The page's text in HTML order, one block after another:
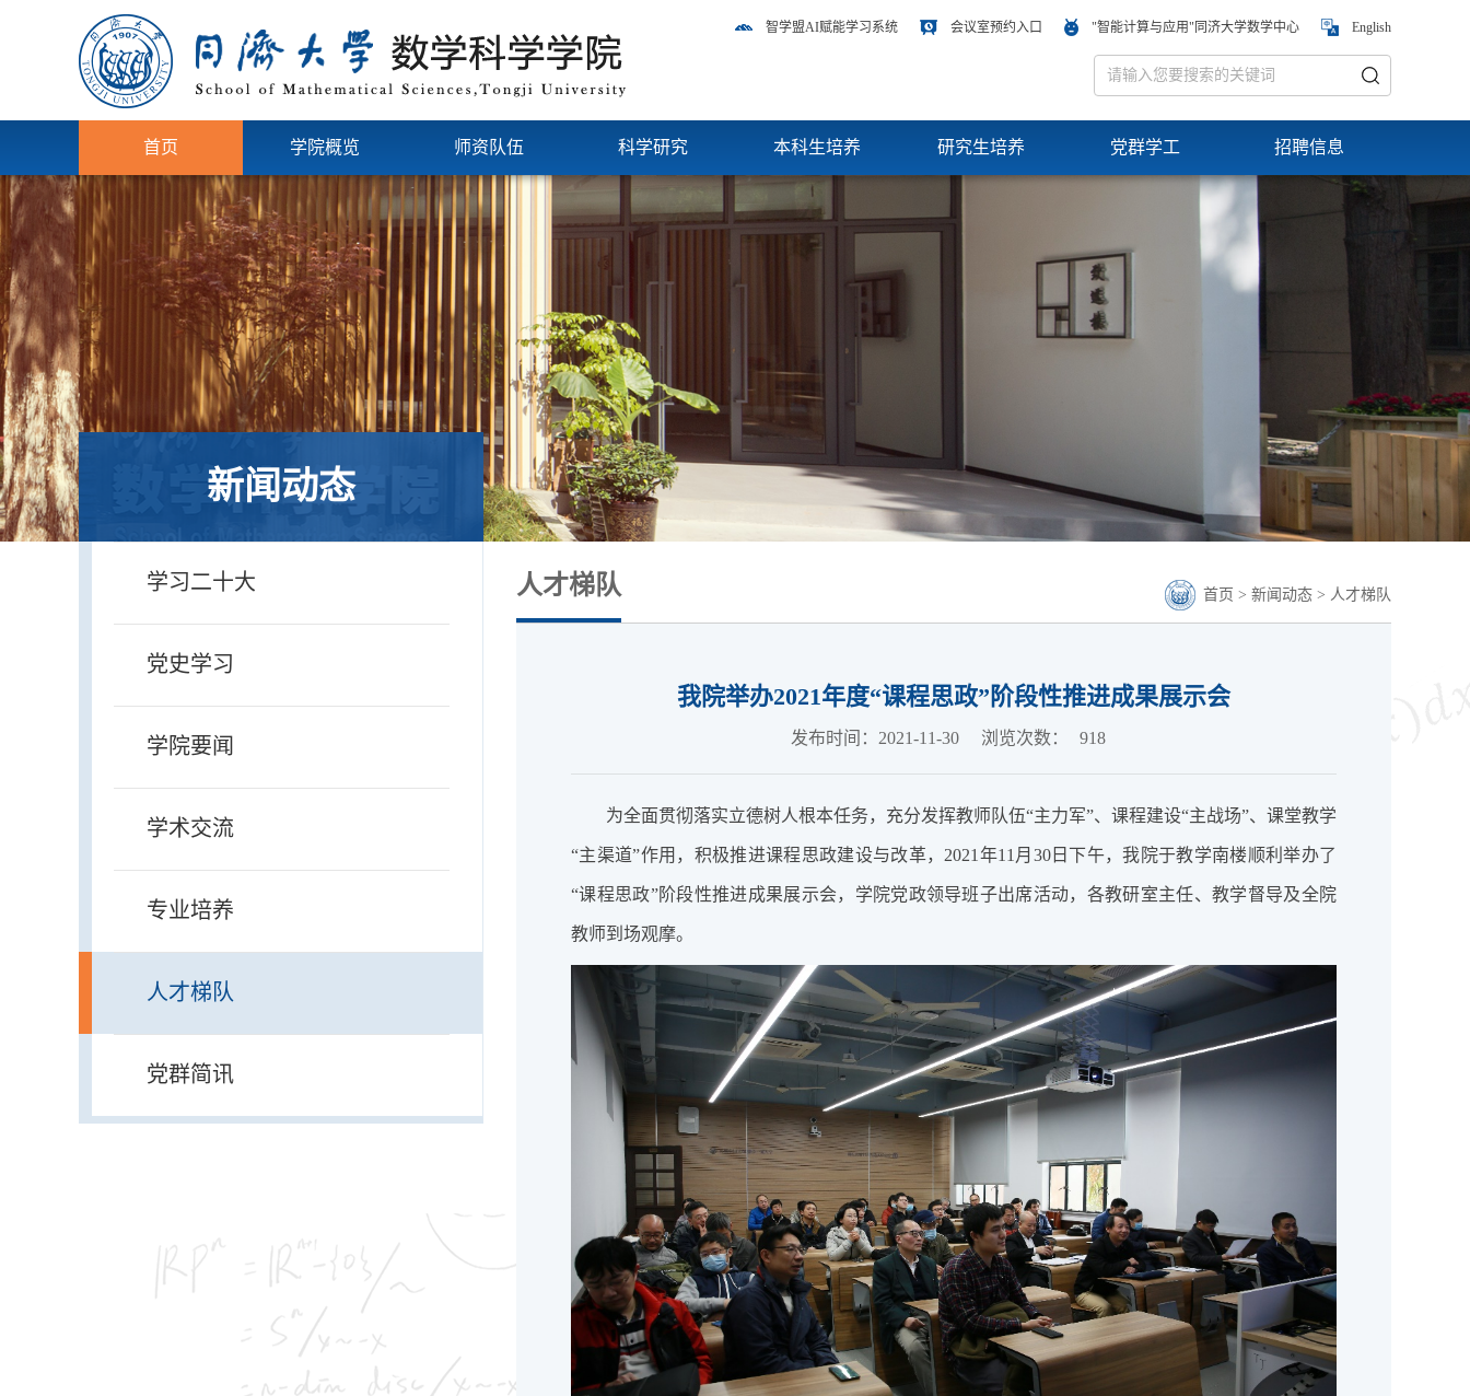
智学盟AI赋能学习系统 会议室预约入口 "智能计算与应用"同济大学数学中心 English
首页 学院概览 师资队伍 科学研究 本科生培养 研究生培养 党群学工 招聘信息
新闻动态
学习二十大
党史学习
学院要闻
学术交流
专业培养
人才梯队
党群简讯
人才梯队 首页 > 新闻动态 > 人才梯队
我院举办2021年度“课程思政”阶段性推进成果展示会
发布时间：2021-11-30 浏览次数： 918
为全面贯彻落实立德树人根本任务，充分发挥教师队伍“主力军”、课程建设“主战场”、课堂教学
“主渠道”作用，积极推进课程思政建设与改革，2021年11月30日下午，我院于教学南楼顺利举办了
“课程思政”阶段性推进成果展示会，学院党政领导班子出席活动，各教研室主任、教学督导及全院
教师到场观摩。